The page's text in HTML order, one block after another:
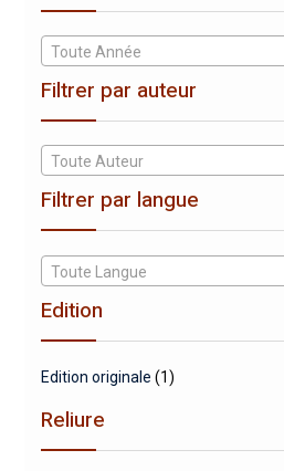
Toute Année
Filtrer par auteur
Toute Auteur
Filtrer par langue
Toute Langue
Edition
Edition originale (1)
Reliure